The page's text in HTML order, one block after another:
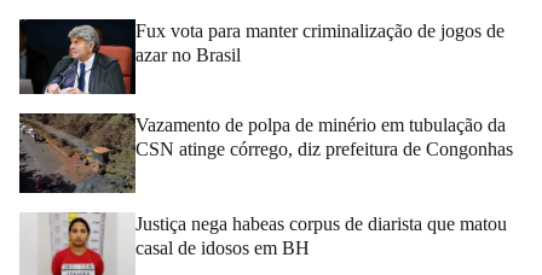
Fux vota para manter criminalização de jogos de
azar no Brasil
Vazamento de polpa de minério em tubulação da
CSN atinge córrego, diz prefeitura de Congonhas
Justiça nega habeas corpus de diarista que matou
casal de idosos em BH